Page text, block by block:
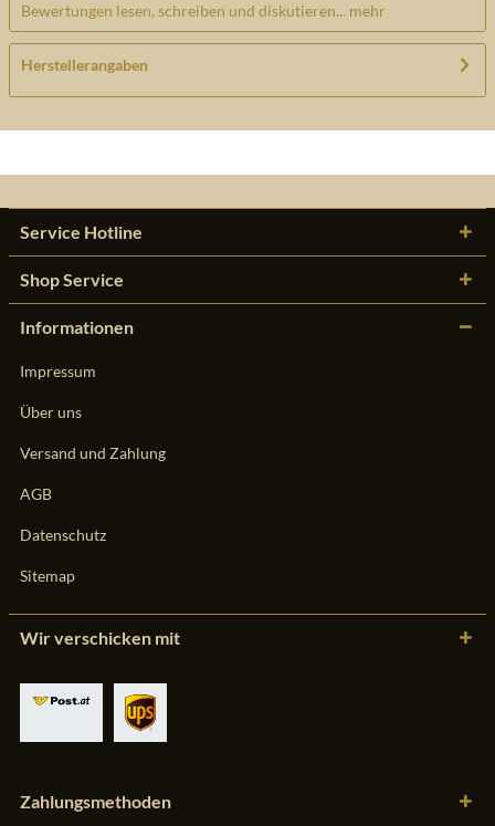
Bewertungen lesen, schreiben und diskutieren... mehr
Herstellerangaben
Service Hotline
Shop Service
Informationen
Impressum
Über uns
Versand und Zahlung
AGB
Datenschutz
Sitemap
Wir verschicken mit
Zahlungsmethoden